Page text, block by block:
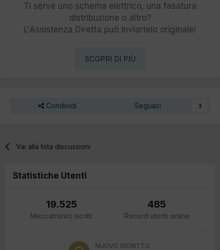
Ti serve uno schema elettrico, una fasatura
distribuzione o altro?
L'Assistenza Diretta può inviartelo originale!
SCOPRI DI PIÙ
Condividi Seguaci 3
Vai alla lista discussioni
Statistiche Utenti
19.525
Meccatronici iscritti
485
Record utenti online
NUOVO ISCRITTO